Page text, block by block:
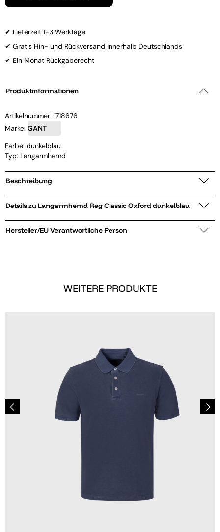
✔ Lieferzeit 1-3 Werktage
✔ Gratis Hin- und Rückversand innerhalb Deutschlands
✔ Ein Monat Rückgaberecht
Produktinformationen
Artikelnummer: 1718676
Marke: GANT
Farbe: dunkelblau
Typ: Langarmhemd
Beschreibung
Details zu Langarmhemd Reg Classic Oxford dunkelblau
Hersteller/EU Verantwortliche Person
WEITERE PRODUKTE